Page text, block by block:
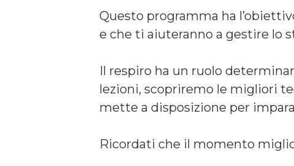
Questo programma ha
e che ti aiuteranno a gestire lo
Il respiro ha un ruolo
lezioni, scopriremo le migliori
mette a disposizione per
Ricordati che il momento